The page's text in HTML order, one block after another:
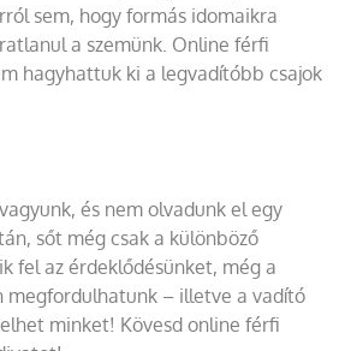
sem, hogy formás idomaikra
a szemünk. Online férfi
hagyhattuk ki a legvadítóbb csajok
és nem olvadunk el egy
sőt még csak a különböző
fel az érdeklődésünket, még a
megfordulhatunk – illetve a vadító
minket! Kövesd online férfi